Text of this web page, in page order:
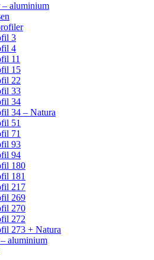
– aluminium
3
4
11
15
22
33
34
34 – Natura
51
71
93
94
180
181
217
269
270
272
273 + Natura
aluminium